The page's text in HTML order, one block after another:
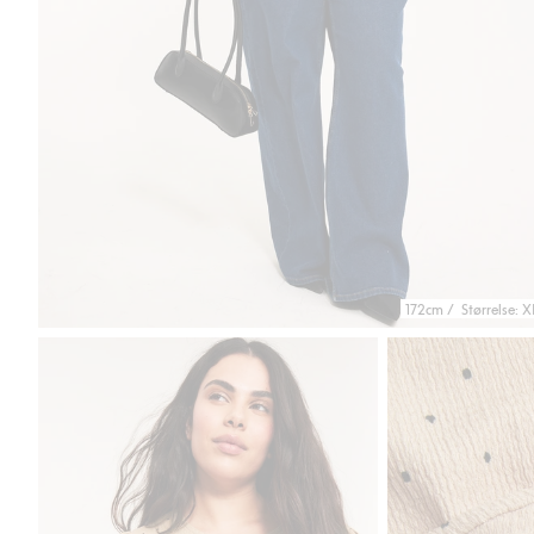
172cm / Størrelse: